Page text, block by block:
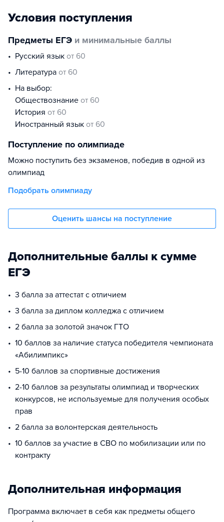
Условия поступления
Предметы ЕГЭ и минимальные баллы
русский язык от 60
литература от 60
На выбор:
обществознание от 60
история от 60
иностранный язык от 60
Поступление по олимпиаде
Можно поступить без экзаменов, победив в одной из
олимпиад
Подобрать олимпиаду
Оценить шансы на поступление
Дополнительные баллы к сумме
ЕГЭ
3 балла за аттестат с отличием
3 балла за диплом колледжа с отличием
2 балла за золотой значок ГТО
10 баллов за наличие статуса победителя чемпионата
«Абилимпикс»
5-10 баллов за спортивные достижения
2-10 баллов за результаты олимпиад и творческих
конкурсов, не используемые для получения особых
прав
2 балла за волонтерская деятельность
10 баллов за участие в СВО по мобилизации или по
контракту
Дополнительная информация
Программа включает в себя как предметы общего